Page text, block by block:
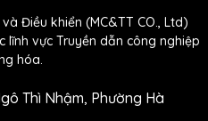
Điều khiển (MC&TT CO., Ltd)
vực Truyền dẫn công nghiệp
hóa.
Thì Nhậm, Phường Hà